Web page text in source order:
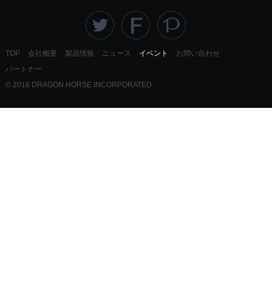
TOP 会社概要 製品情報 ニュース イベント
お問い合わせ
パートナー
© 2016 DRAGON HORSE INCORPORATED